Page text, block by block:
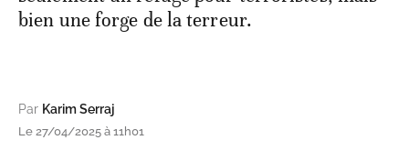
bien une forge de la terreur.
Par Karim Serraj
Le 27/04/2025 à 11h01